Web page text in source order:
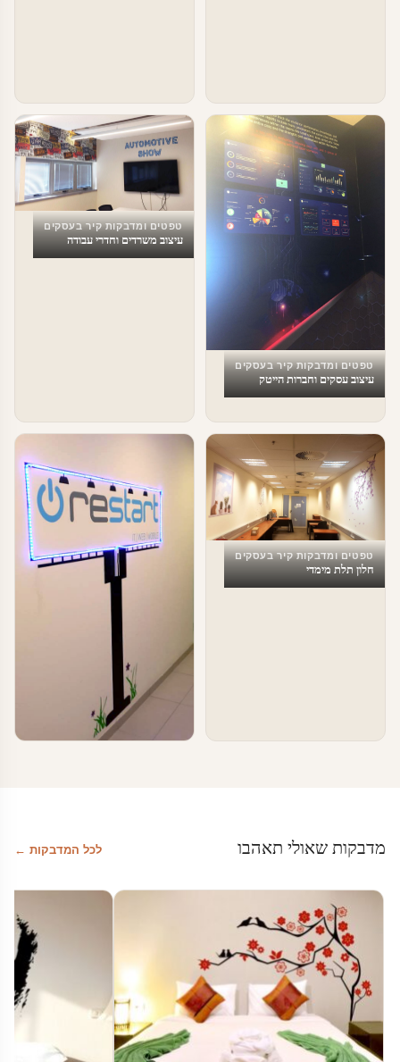
טפטים ומדבקות קיר בעסקים
עיצוב עסקים וחברות הייטק
טפטים ומדבקות קיר בעסקים
עיצוב משרדים וחדרי עבודה
טפטים ומדבקות קיר בעסקים
חלון תלת מימדי
מדבקות שאולי תאהבו לכל המדבקות ←